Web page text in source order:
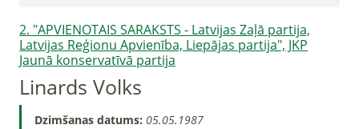
2. "APVIENOTAIS SARAKSTS - Latvijas Zaļā partija,
Latvijas Reģionu Apvienība, Liepājas partija", JKP
Jaunā konservatīvā partija
Linards Volks
Dzimšanas datums: 05.05.1987